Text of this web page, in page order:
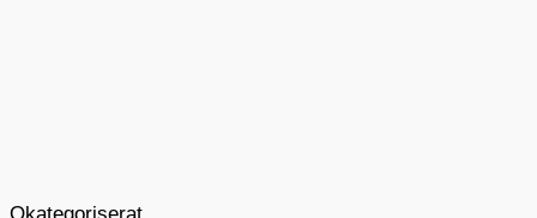
Okategoriserat